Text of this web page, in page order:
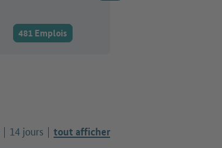
481 Emplois
14 jours tout afficher